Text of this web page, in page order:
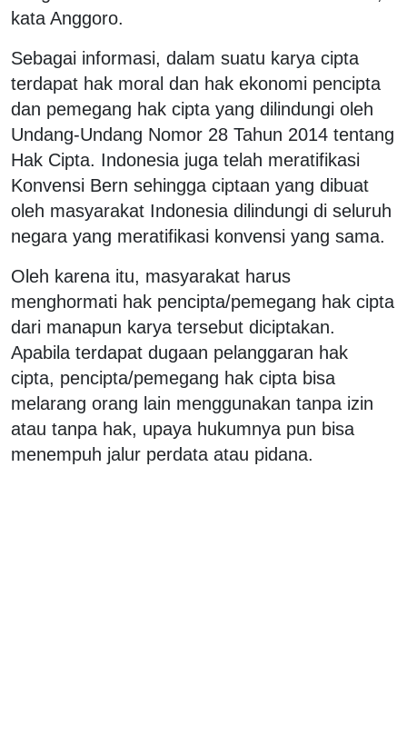
kata Anggoro.
Sebagai informasi, dalam suatu karya cipta
terdapat hak moral dan hak ekonomi pencipta
dan pemegang hak cipta yang dilindungi oleh
Undang-Undang Nomor 28 Tahun 2014 tentang
Hak Cipta. Indonesia juga telah meratifikasi
Konvensi Bern sehingga ciptaan yang dibuat
oleh masyarakat Indonesia dilindungi di seluruh
negara yang meratifikasi konvensi yang sama.
Oleh karena itu, masyarakat harus
menghormati hak pencipta/pemegang hak cipta
dari manapun karya tersebut diciptakan.
Apabila terdapat dugaan pelanggaran hak
cipta, pencipta/pemegang hak cipta bisa
melarang orang lain menggunakan tanpa izin
atau tanpa hak, upaya hukumnya pun bisa
menempuh jalur perdata atau pidana.